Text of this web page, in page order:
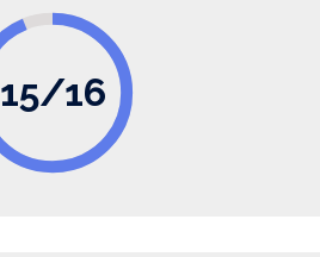
15/16